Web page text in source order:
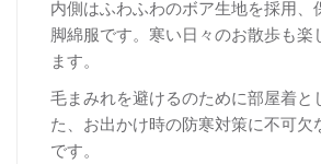
内側はふわふわのボア生地を採用、
脚綿服です。寒い日々のお散歩も楽
ます。
毛まみれを避けるのために部屋着と
た、お出かけ時の防寒対策に不可欠
です。